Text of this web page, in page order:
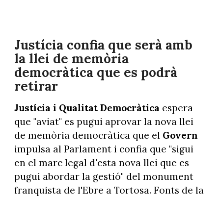
Justícia confia que serà amb
la llei de memòria
democràtica que es podrà
retirar
Justícia i Qualitat Democràtica espera
que "aviat" es pugui aprovar la nova llei
de memòria democràtica que el Govern
impulsa al Parlament i confia que "sigui
en el marc legal d'esta nova llei que es
pugui abordar la gestió" del monument
franquista de l'Ebre a Tortosa. Fonts de la